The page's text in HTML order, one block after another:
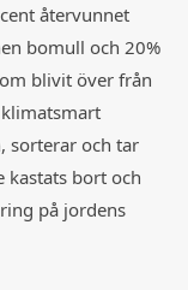
återvunnet
bomull och 20%
blivit över från
sorterar och tar
kastats bort och
på jordens